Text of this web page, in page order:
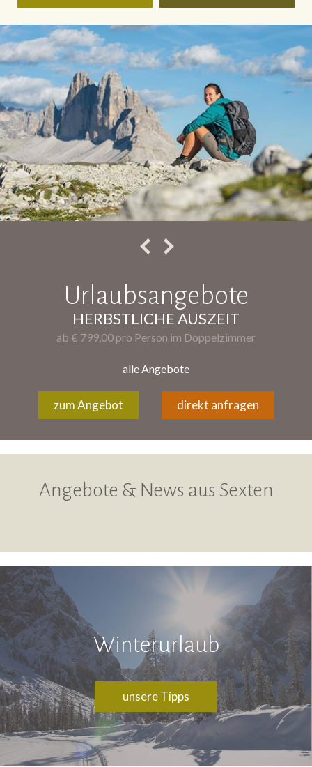
Urlaubsangebote
HERBSTLICHE AUSZEIT
ab € 799,00 pro Person im Doppelzimmer
alle Angebote
zum Angebot direkt anfragen
Angebote & News aus Sexten
Winterurlaub
unsere Tipps